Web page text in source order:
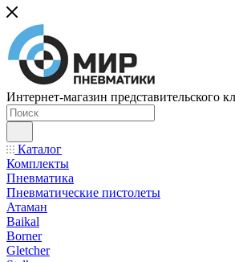
Интернет-магазин представительского
Каталог
Комплекты
Пневматика
Пневматические пистолеты
Атаман
Baikal
Borner
Gletcher